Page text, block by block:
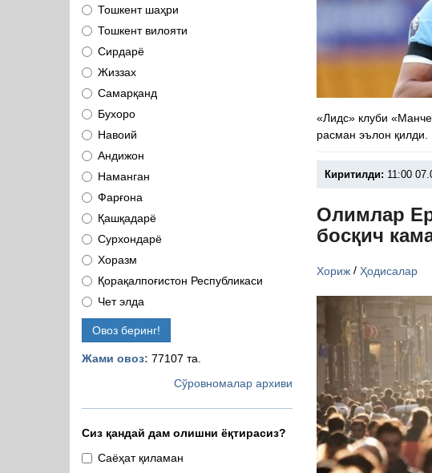
Тошкент шаҳри
Тошкент вилояти
Сирдарё
Жиззах
Самарқанд
Бухоро
Навоий
Андижон
Наманган
Фарғона
Қашқадарё
Сурхондарё
Хоразм
Қорақалпоғистон Республикаси
Чет элда
Овоз беринг!
Жами овоз: 77107 та.
Сўровномалар архиви
Сиз қандай дам олишни ёқтирасиз?
Саёҳат қиламан
«Лидс» клуби
расман эълон қилди.
Киритилди: 11:00
Олимлар
босқич
Хориж/ Ҳодисалар